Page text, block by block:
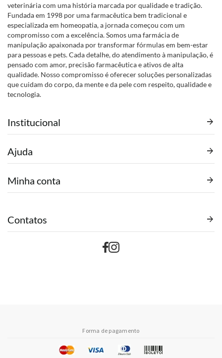
veterinária com uma história marcada por qualidade e tradição.
Fundada em 1998 por uma farmacêutica bem tradicional e
especializada em homeopatia, a jornada começou com um
compromisso com a excelência. Somos uma farmácia de
manipulação apaixonada por transformar fórmulas em bem-estar
para pessoas e pets. Cada detalhe, do atendimento à manipulação, é
pensado com amor, precisão farmacêutica e ativos de alta
qualidade. Nosso compromisso é oferecer soluções personalizadas
que cuidam do corpo, da mente e da pele com respeito, qualidade e
tecnologia.
Institucional
Ajuda
Minha conta
Contatos
Forma de pagamento